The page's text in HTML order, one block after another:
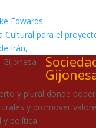
Edwards
Cultural para el
Irán,
y plural donde
y promover
y política.